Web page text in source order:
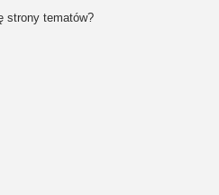
strony tematów?